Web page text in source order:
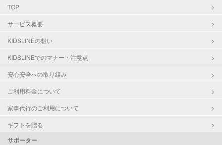
TOP
サービス概要
KIDSLINEの想い
KIDSLINEでのマナー・注意点
安心安全への取り組み
ご利用料金について
家事代行のご利用について
ギフトを贈る
サポーター